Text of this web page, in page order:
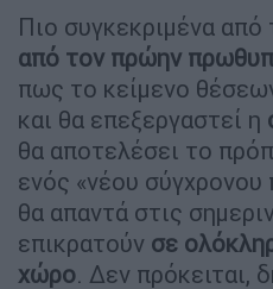
Πιο συγκεκριμένα από
από τον πρώην
πως το κείμενο
και θα επεξεργαστεί η
θα αποτελέσει το
ενός «νέου
θα απαντά στις
επικρατούν σε
χώρο. Δεν πρόκειται,